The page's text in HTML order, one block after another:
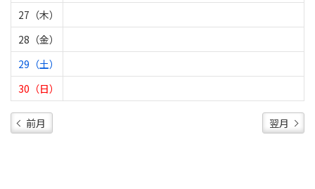
27（木）
28（金）
29（土）
30（日）
前月 翌月